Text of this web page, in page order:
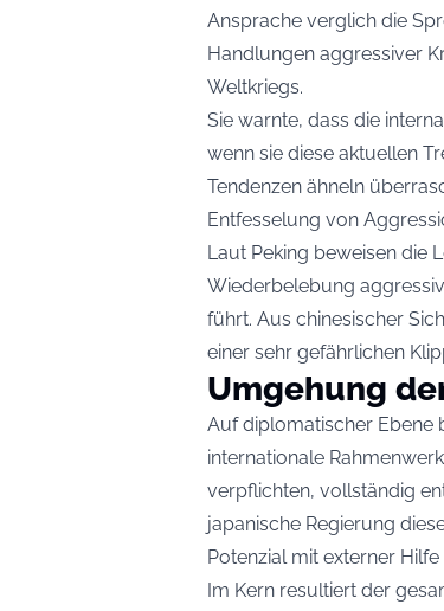
Ansprache verglich die
Handlungen aggressiver
Weltkriegs.
Sie warnte, dass die
wenn sie diese aktuellen
Tendenzen ähneln
Entfesselung von
Laut Peking beweisen die
Wiederbelebung
führt. Aus chinesischer
einer sehr gefährlichen
Umgehung
Auf diplomatischer Ebene
internationale
verpflichten, vollständig
japanische Regierung
Potenzial mit externer Hilfe
Im Kern resultiert der